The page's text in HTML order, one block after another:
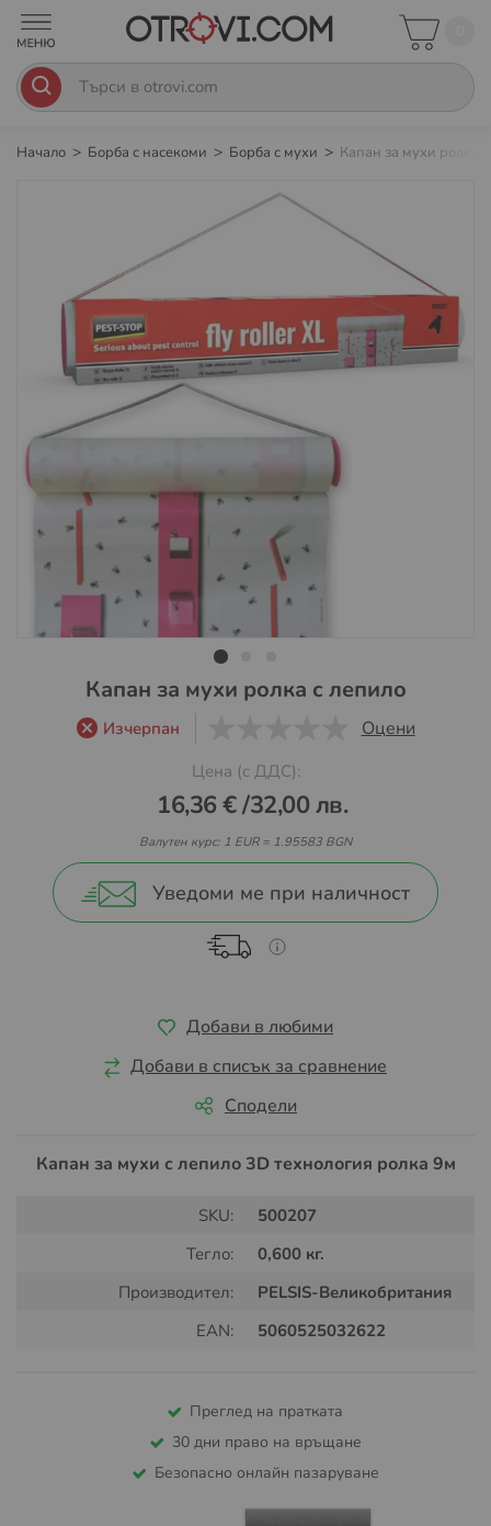
Начало Борба с насекоми Борба с мухи Капан за мухи ролка
галерията
изображенията
Преминете
началото
Капан за мухи ролка с лепило
Изчерпан Оцени
Цена (с ДДС):
16,36 €/32,00 лв.
Валутен курс: 1 EUR = 1.95583 BGN
Уведоми ме при наличност
Добави в любими
Добави в списък за сравнение
Сподели
Капан за мухи с лепило 3D технология ролка 9м
SKU:
500207
Тегло:
0,600 кг.
Производител:
PELSIS-Великобритания
EAN:
5060525032622
Преглед на пратката
30 дни право на връщане
Безопасно онлайн пазаруване